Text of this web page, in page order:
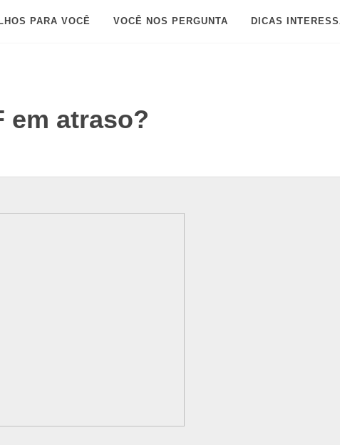
PARA VOCÊ VOCÊ NOS PERGUNTA DICAS
em atraso?